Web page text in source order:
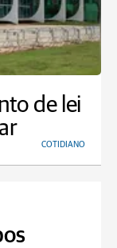
de lei
COTIDIANO